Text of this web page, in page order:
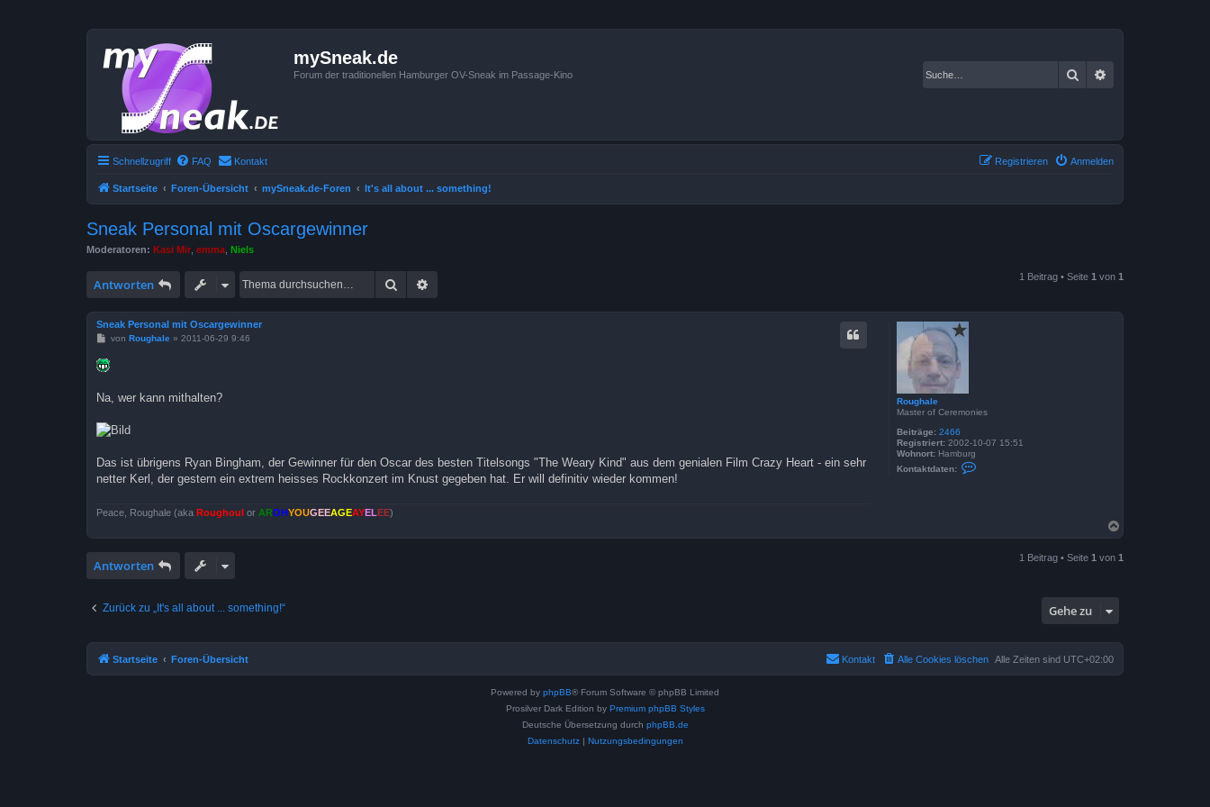
mySneak.de
Forum der traditionellen Hamburger OV-Sneak im Passage-Kino Suche
Schnellzugriff FAQ Kontakt Anmelden
Registrieren
Startseite Foren-Übersicht mySneak.de-Foren It's all about ... something!
Sneak Personal mit Oscargewinner
Moderatoren: Kasi Mir emma Niels
Antworten Suche 1 Beitrag • Seite 1 von 1
Roughale
Master of Ceremonies
Beiträge: 2466
Registriert: 2002-10-07 15:51
Wohnort: Hamburg
Kontaktdaten:
d
g
Sneak Personal mit Oscargewinner
B
i
t
g
von Roughale» 2011-06-29 9:46
Na, wer kann mithalten?
Das ist übrigens Ryan Bingham, der Gewinner für den Oscar des besten Titelsongs "The Weary Kind" aus dem genialen Film Crazy Heart - ein sehr
netter Kerl, der gestern ein extrem heisses Rockkonzert im Knust gegeben hat. Er will definitiv wieder kommen!
Peace, Roughale (aka Roughoul or AROHYOUGEEAGEAYELEE)
a
h
Antworten 1 Beitrag • Seite 1 von 1
Zurück zu „It's all about ... something!“ Gehe zu
Startseite Foren-Übersicht Alle Zeiten sind UTC+02:00
Alle Cookies löschen
Kontakt
Powered by phpBB® Forum Software © phpBB Limited
Prosilver Dark Edition by Premium phpBB Styles
Deutsche Übersetzung durch phpBB.de
Datenschutz| Nutzungsbedingungen